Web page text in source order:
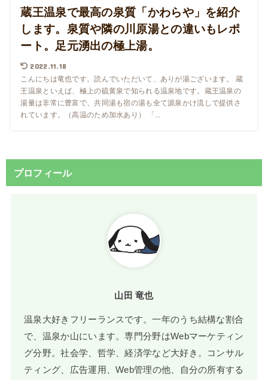
蔵王温泉で最高の泉質「かわらや」を紹介
します。泉質や隣の川原湯との違いもレポ
ート。足元湧出の極上湯。
2022.11.18
こんにちは竜也です。読んでいただいて、ありが湯ございます。 蔵
王温泉といえば、極上の硫黄泉で知られる温泉地です。蔵王温泉の
湯量は非常に豊富で、共同湯も宿の湯も全て源泉かけ流しで提供さ
れています。（高温のため加水あり） 「...
プロフィール
山田 竜也
温泉大好きフリーランスです。一年のうち結構な割合
で、温泉か山にいます。専門分野はWebマーケティン
グ分野。社会学、哲学、経済学など大好き。コンサル
ティング、広告運用、Web管理の他、自分の所有する